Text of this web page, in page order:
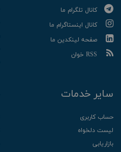
کانال تلگرام ما
کانال اینستاگرام ما
صفحه لینکدین ما
RSS خوان
سایر خدمات
حساب کاربری
لیست دلخواه
بازاریابی